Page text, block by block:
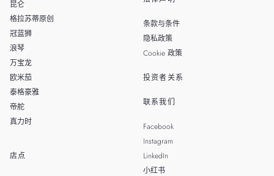
昆仑
格拉苏蒂原创
冠蓝狮
浪琴
万宝龙
欧米茄
泰格豪雅
帝舵
真力时
店点
条款与条件
隐私政策
Cookie 政策
投资者关系
联系我们
Facebook
Instagram
LinkedIn
小红书